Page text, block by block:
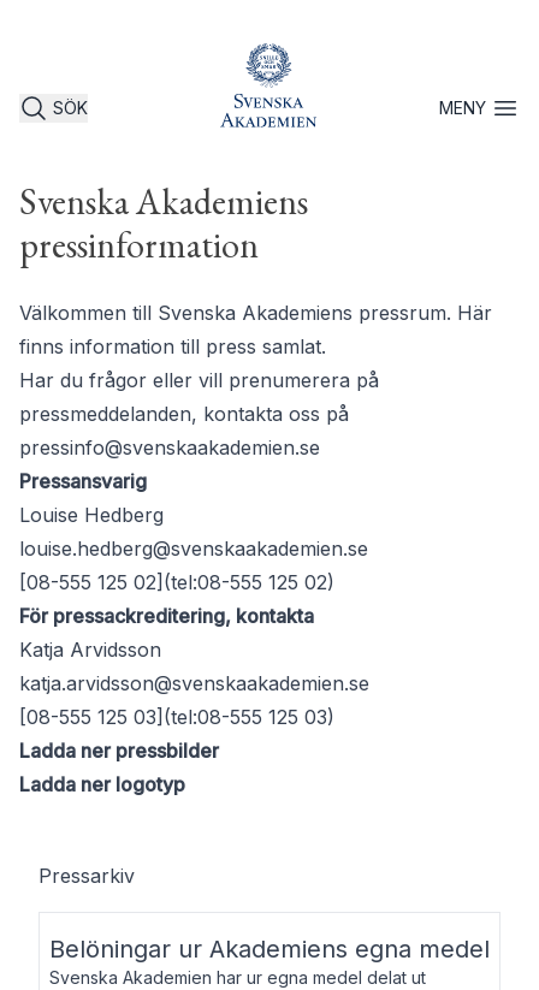
SÖK MENYÖppna
Svenska Akademiens
pressinformation
Välkommen till Svenska Akademiens pressrum. Här
finns information till press samlat.
Har du frågor eller vill prenumerera på
pressmeddelanden, kontakta oss på
pressinfo@svenskaakademien.se
Pressansvarig
Louise Hedberg
louise.hedberg@svenskaakademien.se
[08-555 125 02](tel:08-555 125 02)
För pressackreditering, kontakta
Katja Arvidsson
katja.arvidsson@svenskaakademien.se
[08-555 125 03](tel:08-555 125 03)
Ladda ner pressbilder
Ladda ner logotyp
Pressarkiv
Belöningar ur Akademiens egna medel
Svenska Akademien har ur egna medel delat ut